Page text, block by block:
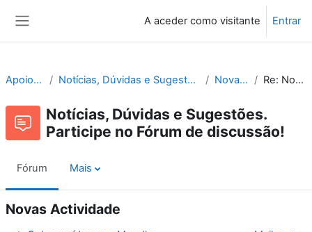
A aceder como visitante Entrar
Apoio ao Moodle Notícias, Dúvidas e Sugestões. Participe no Fórum de discussão! Novas Actividade Re: Novas Actividade
Notícias, Dúvidas e Sugestões.
Participe no Fórum de discussão!
Fórum Mais
Novas Actividade